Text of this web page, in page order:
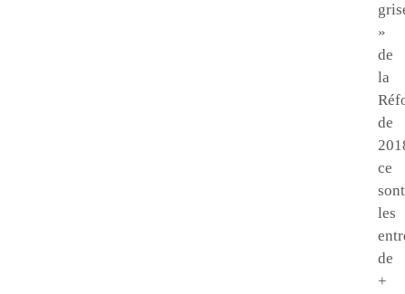
»
de
la
de
ce
sont
les
de
+